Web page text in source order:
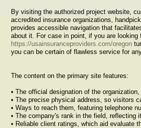
By visiting the authorized project website,
accredited insurance organizations,
provides accessible navigation that
about it. For case in point, if you are
https://usainsuranceproviders.com/oregon
you can be certain of flawless service for
The content on the primary site features:
• The official designation of the
• The precise physical address, so visitors
• Ways to reach them, featuring telephone
• The company's rank in the field, reflecting
• Reliable client ratings, which aid evaluate